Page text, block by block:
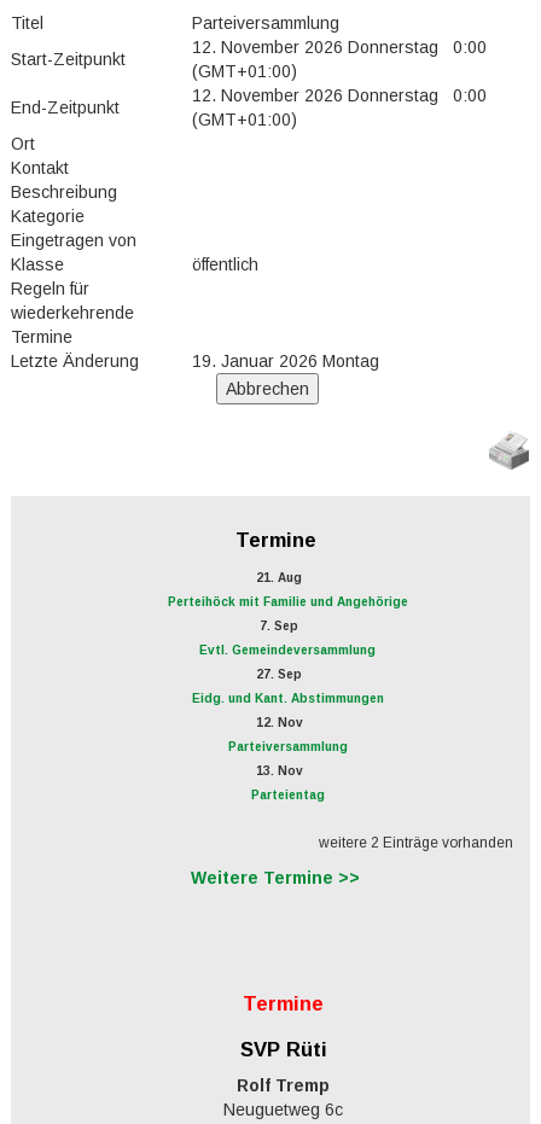
Titel
Parteiversammlung
Start-Zeitpunkt
12. November 2026 Donnerstag 0:00
(GMT+01:00)
End-Zeitpunkt
12. November 2026 Donnerstag 0:00
(GMT+01:00)
Ort
Kontakt
Beschreibung
Kategorie
Eingetragen von
Klasse
öffentlich
Regeln für
wiederkehrende
Termine
Letzte Änderung
19. Januar 2026 Montag
Termine
21. Aug
Perteihöck mit Familie und Angehörige
7. Sep
Evtl. Gemeindeversammlung
27. Sep
Eidg. und Kant. Abstimmungen
12. Nov
Parteiversammlung
13. Nov
Parteientag
weitere 2 Einträge vorhanden
Weitere Termine >>
Termine
SVP Rüti
Rolf Tremp
Neuguetweg 6c